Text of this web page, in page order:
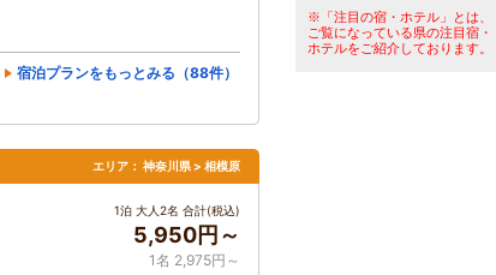
宿泊プランをもっとみる（88件）
エリア： 神奈川県 > 相模原
1泊 大人2名 合計(税込)
5,950円～
1名 2,975円～
※「注目の宿・ホテル」とは、
ご覧になっている県の注目宿・
ホテルをご紹介しております。